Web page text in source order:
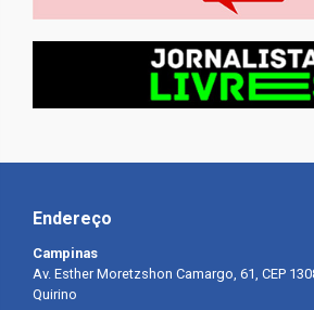
Endereço
Campinas
Av. Esther Moretzshon Camargo, 61, CEP
Quirino